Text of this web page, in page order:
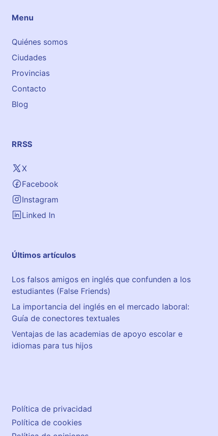
Menu
Quiénes somos
Ciudades
Provincias
Contacto
Blog
RRSS
X
Facebook
Instagram
Linked In
Últimos artículos
Los falsos amigos en inglés que confunden a los
estudiantes (False Friends)
La importancia del inglés en el mercado laboral:
Guía de conectores textuales
Ventajas de las academias de apoyo escolar e
idiomas para tus hijos
Política de privacidad
Política de cookies